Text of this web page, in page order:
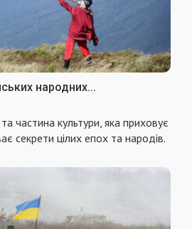
народних...
частина культури, яка приховує
секрети цілих епох та народів.